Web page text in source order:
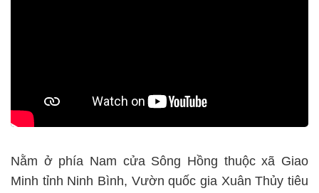
Nằm ở phía Nam cửa Sông Hồng thuộc xã Giao
Minh tỉnh Ninh Bình, Vườn quốc gia Xuân Thủy tiêu